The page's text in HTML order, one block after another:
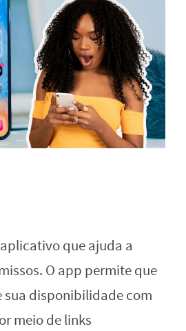
que ajuda a
O app permite que
disponibilidade com
meio de links